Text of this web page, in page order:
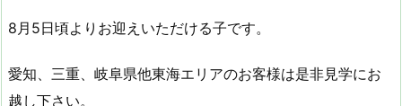
8月5日頃よりお迎えいただける子です。
愛知、三重、岐阜県他東海エリアのお客様は是非見学にお
越し下さい。